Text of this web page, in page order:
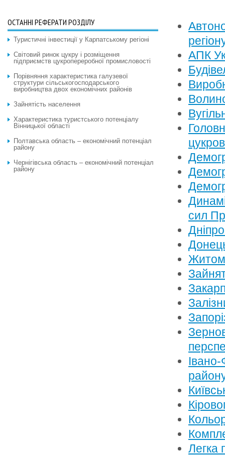
АПК
сил
Легка
ОСТАННІ РЕФЕРАТИ РОЗДІЛУ
Туристичні інвестиції у Карпатському регіоні
Світовий ринок цукру і розміщення
підприємств цукропереробної промисловості
Порівняння характеристика галузевої
структури сільськогосподарського
виробництва двох економічних районів
Зайнятість населення
Характеристика туристського потенціалу
Вінницької області
Полтавська область – економічний потенціал
району
Чернігівська область – економічний потенціал
району